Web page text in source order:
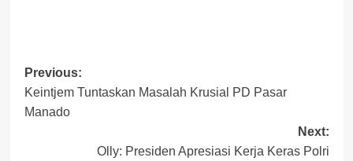
Post
navigation
Previous:
Keintjem Tuntaskan Masalah Krusial PD Pasar
Manado
Next:
Olly: Presiden Apresiasi Kerja Keras Polri